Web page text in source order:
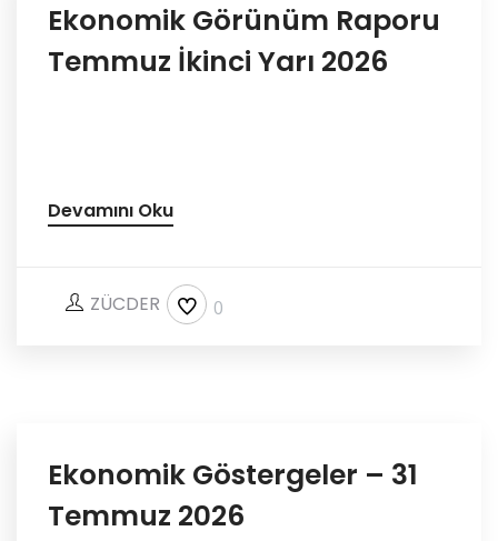
Ekonomik Görünüm Raporu
Temmuz İkinci Yarı 2026
Devamını Oku
ZÜCDER 0
Ekonomik Göstergeler – 31
Temmuz 2026